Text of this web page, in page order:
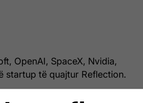
OpenAI, SpaceX, Nvidia,
startup të quajtur Reflection.
i Mbrojtjes,